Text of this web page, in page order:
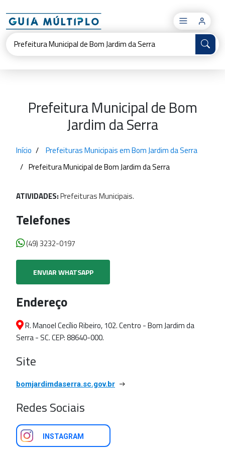
×
Prefeitura Municipal de Bom
Jardim da Serra
Início
Prefeituras Municipais em Bom Jardim da Serra
Prefeitura Municipal de Bom Jardim da Serra
ATIVIDADES:PrefeiturasMunicipais.
Telefones
(49) 3232-0197
ENVIAR WHATSAPP
Endereço
R. Manoel Cecílio Ribeiro, 102. Centro - Bom Jardim da
Serra - SC. CEP: 88640-000.
Site
bomjardimdaserra.sc.gov.br
Redes Sociais
INSTAGRAM